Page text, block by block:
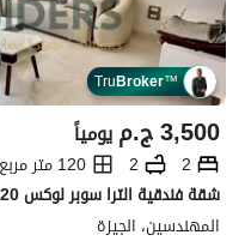
TruBroker™
ج.م3,500 يومياً
2
2
120 متر مربع
شقة فندقية الترا سوبر لوكس 120م في المهندسين
المهندسين، الجيزة